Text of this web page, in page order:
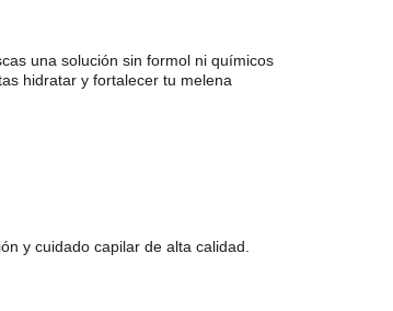
una solución sin formol ni químicos
hidratar y fortalecer tu melena
y cuidado capilar de alta calidad.